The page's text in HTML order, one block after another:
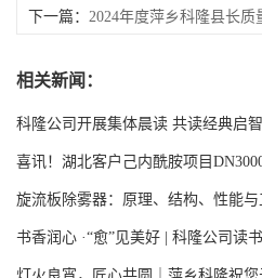
场
下一篇： 2024年度萍乡科隆县长质
相关新闻：
科隆公司开展集体晨读 共读经典启
喜讯！湖北客户己内酰胺项目
旋流板除雾器：原理、结构、性能与
书香润心 ·“愈”见美好 | 科隆公司读